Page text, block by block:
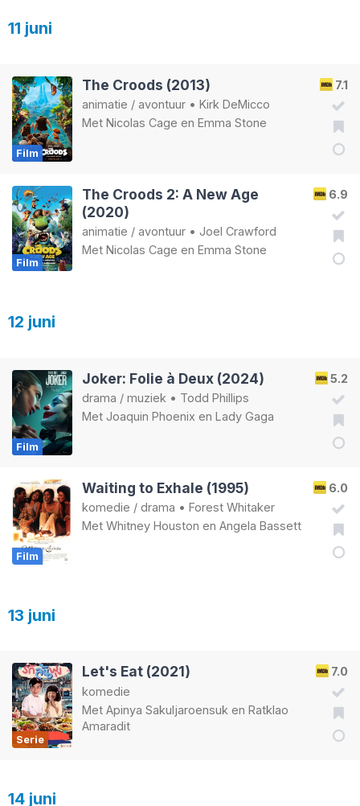
11 juni
Film
7.1
The Croods (2013)
animatie / avontuur • Kirk DeMicco
Met Nicolas Cage en Emma Stone
Film
6.9
The Croods 2: A New Age
(2020)
animatie / avontuur • Joel Crawford
Met Nicolas Cage en Emma Stone
12 juni
Film
5.2
Joker: Folie à Deux (2024)
drama / muziek • Todd Phillips
Met Joaquin Phoenix en Lady Gaga
Film
6.0
Waiting to Exhale (1995)
komedie / drama • Forest Whitaker
Met Whitney Houston en Angela Bassett
13 juni
Serie
7.0
Let's Eat (2021)
komedie
Met Apinya Sakuljaroensuk en Ratklao
Amaradit
14 juni